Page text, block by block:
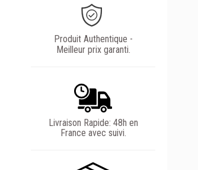
Produit Authentique -
Meilleur prix garanti.
Livraison Rapide: 48h en
France avec suivi.